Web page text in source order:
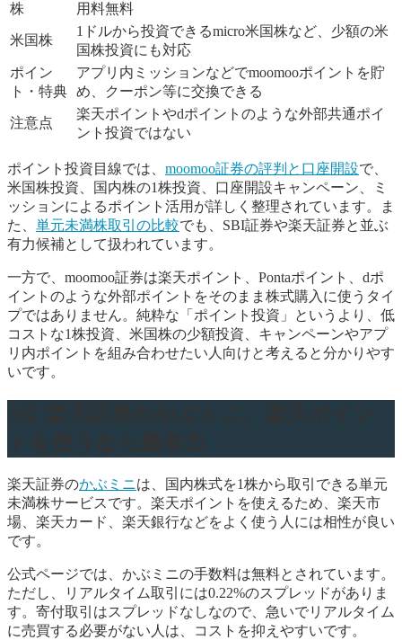
株
用料無料
米国株
1ドルから投資できるmicro米国株など、少額の米
国株投資にも対応
ポイン
ト・特典
アプリ内ミッションなどでmoomooポイントを貯
め、クーポン等に交換できる
注意点
楽天ポイントやdポイントのような外部共通ポイ
ント投資ではない
ポイント投資目線では、 moomoo証券の評判と口座開設で、
米国株投資、国内株の1株投資、口座開設キャンペーン、ミ
ッションによるポイント活用が詳しく整理されています。ま
た、 単元未満株取引の比較でも、SBI証券や楽天証券と並ぶ
有力候補として扱われています。
一方で、moomoo証券は楽天ポイント、Pontaポイント、dポ
イントのような外部ポイントをそのまま株式購入に使うタイ
プではありません。純粋な「ポイント投資」というより、低
コストな1株投資、米国株の少額投資、キャンペーンやアプ
リ内ポイントを組み合わせたい人向けと考えると分かりやす
いです。
楽天証券のかぶミニは、国内株式を1株から取引できる単元
未満株サービスです。楽天ポイントを使えるため、楽天市
場、楽天カード、楽天銀行などをよく使う人には相性が良い
です。
公式ページでは、かぶミニの手数料は無料とされています。
ただし、リアルタイム取引には0.22%のスプレッドがありま
す。寄付取引はスプレッドなしなので、急いでリアルタイム
に売買する必要がない人は、コストを抑えやすいです。